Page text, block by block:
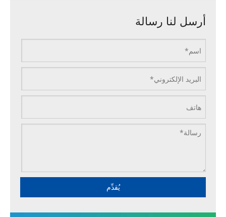
أرسل لنا رسالة
يُقدِّم